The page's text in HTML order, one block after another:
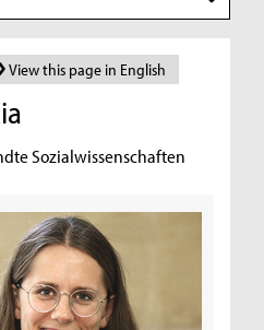
View this page in English
Sozialwissenschaften